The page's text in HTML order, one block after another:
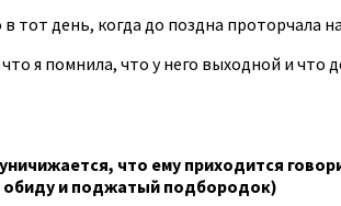
день, когда до поздна проторчала
я помнила, что у него выходной и что
что ему приходится
обиду и поджатый подбородок)